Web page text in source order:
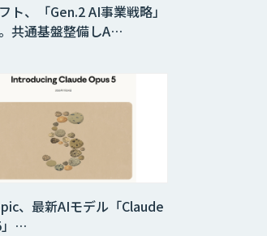
ト、「Gen.2 AI事業戦略」
共通基盤整備しA…
、最新AIモデル「Claude
」…